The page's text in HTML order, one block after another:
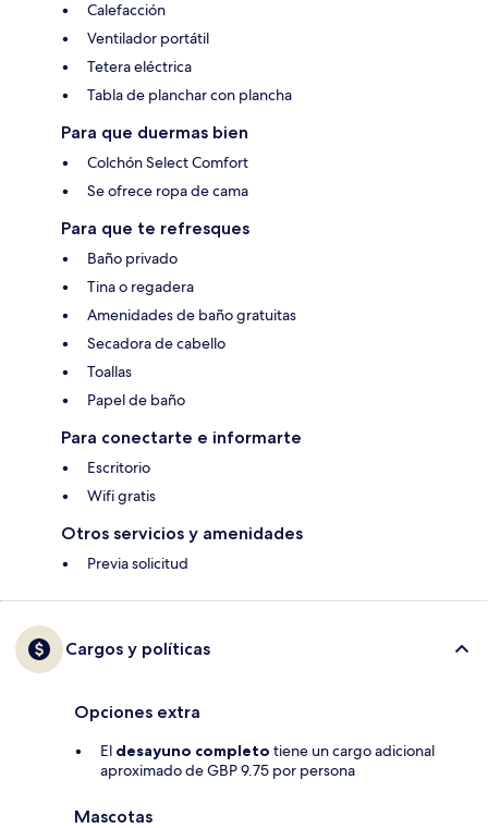
Calefacción
Ventilador portátil
Tetera eléctrica
Tabla de planchar con plancha
Para que duermas bien
Colchón Select Comfort
Se ofrece ropa de cama
Para que te refresques
Baño privado
Tina o regadera
Amenidades de baño gratuitas
Secadora de cabello
Toallas
Papel de baño
Para conectarte e informarte
Escritorio
Wifi gratis
Otros servicios y amenidades
Previa solicitud
Cargos y políticas
Opciones extra
El desayuno completo tiene un cargo adicional
aproximado de GBP 9.75 por persona
Mascotas